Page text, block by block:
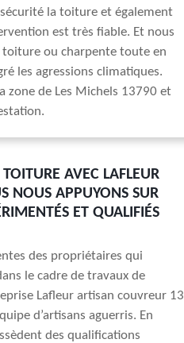
la toiture et également
est très fiable. Et nous
toiture ou charpente toute en
les agressions climatiques.
zone de Les Michels 13790 et
AVEC LAFLEUR
NOUS APPUYONS SUR
ET QUALIFIÉS
des propriétaires qui
le cadre de travaux de
Lafleur artisan couvreur 13
d’artisans aguerris. En
des qualifications